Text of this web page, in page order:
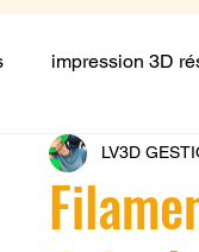
impression 3D
LV3D
LV3D